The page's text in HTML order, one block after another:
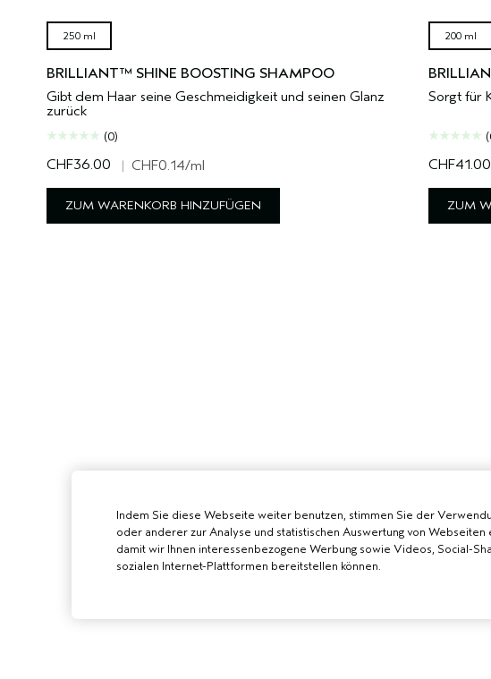
250 ml
BRILLIANT™ SHINE BOOSTING SHAMPOO
Gibt dem Haar seine Geschmeidigkeit und seinen Glanz
zurück
(0)
CHF36.00 | CHF0.14/ml
ZUM WARENKORB HINZUFÜGEN
200 ml
Sorgt für
CHF41.00
ZUM
Indem Sie diese Webseite weiter benutzen, stimmen Sie der
oder anderer zur Analyse und statistischen Auswertung von Webseiten
damit wir Ihnen interessenbezogene Werbung sowie Videos, Social-
sozialen Internet-Plattformen bereitstellen können.